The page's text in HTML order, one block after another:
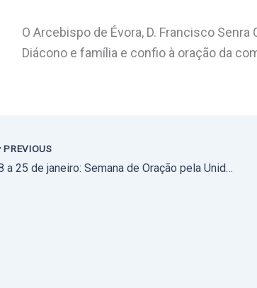
O Arcebispo de Évora, D. Francisco
Diácono e família e confio à oração da
PREVIOUS
18 a 25 de janeiro: Semana de Oração pela Unidade dos Cristãos